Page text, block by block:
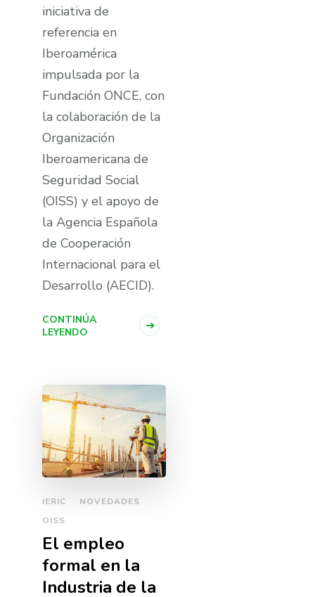
iniciativa de
referencia en
Iberoamérica
impulsada por la
Fundación ONCE, con
la colaboración de la
Organización
Iberoamericana de
Seguridad Social
(OISS) y el apoyo de
la Agencia Española
de Cooperación
Internacional para el
Desarrollo (AECID).
CONTINÚA
LEYENDO
IERIC
NOVEDADES
OISS
El empleo
formal en la
Industria de la